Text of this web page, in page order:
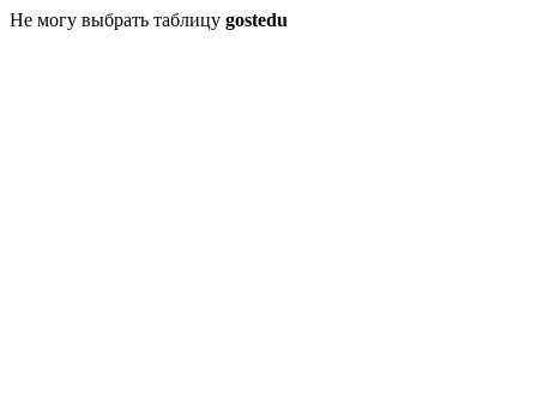
Не могу выбрать таблицу gostedu